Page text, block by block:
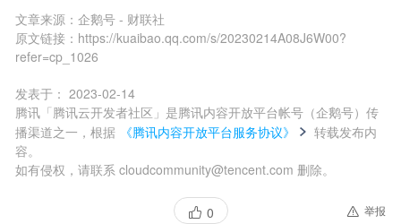
文章来源： 企鹅号 - 财联社
原文链接： https://kuaibao.qq.com/s/20230214A08J6W00?
refer=cp_1026
发表于： 2023-02-14
腾讯「腾讯云开发者社区」是腾讯内容开放平台帐号（企鹅号）传
播渠道之一，根据
《腾讯内容开放平台服务协议》
转载发布内
容。
如有侵权，请联系 cloudcommunity@tencent.com 删除。
0 举报